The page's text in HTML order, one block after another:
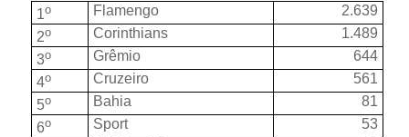
1o Flamengo
2.639
2o Corinthians
1.489
3o Grêmio
644
4o Cruzeiro
561
5o Bahia
81
6o Sport
53